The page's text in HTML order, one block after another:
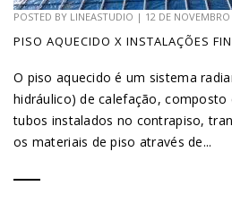
POSTED BY LINEASTUDIO | 12 DE
PISO AQUECIDO X INSTALAÇÕES
O piso aquecido é um sistema
hidráulico) de calefação, composto
tubos instalados no contrapiso,
os materiais de piso através de...